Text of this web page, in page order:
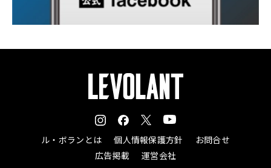
ル・ボランとは 個人情報保護方針
お問合せ
広告掲載
運営会社